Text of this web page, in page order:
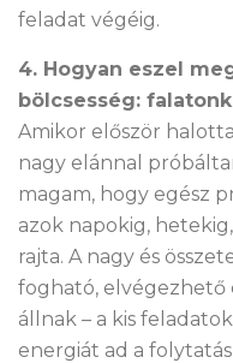
feladat végéig.
4. Hogyan eszel
bölcsesség:
Amikor először
nagy elánnal
magam, hogy egész
azok napokig,
rajta. A nagy és
fogható, elvégezhető
állnak – a kis
energiát ad a